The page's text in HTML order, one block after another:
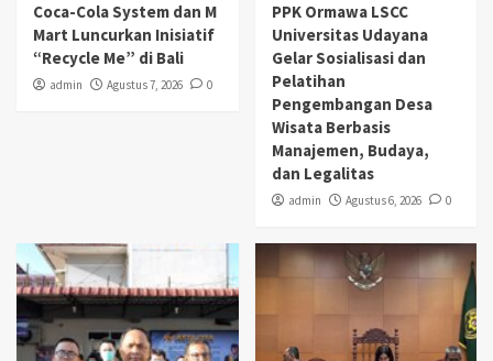
Coca-Cola System dan M
Mart Luncurkan Inisiatif
“Recycle Me” di Bali
admin Agustus 7, 2026 0
PPK Ormawa LSCC
Universitas Udayana
Gelar Sosialisasi dan
Pelatihan
Pengembangan Desa
Wisata Berbasis
Manajemen, Budaya,
dan Legalitas
admin Agustus 6, 2026 0